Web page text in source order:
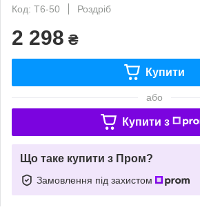
Код: T6-50
Роздріб
2 298 ₴
Купити
або
Купити з
Що таке купити з Пром?
Замовлення під захистом